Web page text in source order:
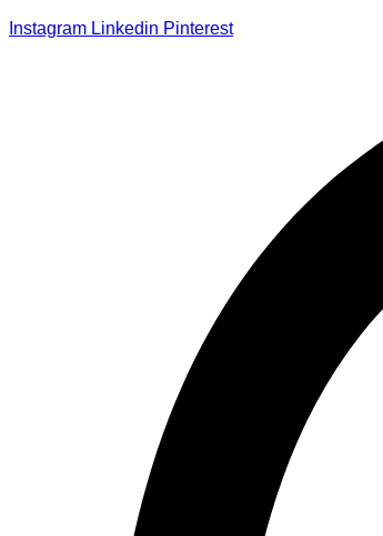
Instagram Linkedin Pinterest